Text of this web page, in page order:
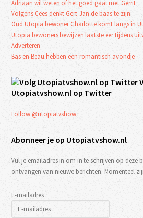
Adriaan wil weten of het goed gaat met Gerrit
Volgens Cees denkt Gert-Jan de baas te zijn.
Oud Utopia bewoner Charlotte komt langs in
Utopia bewoners bewijzen laatste eer tijdens
Adverteren
Bas en Beau hebben een romantisch avondje
Utopiatvshow.nl op Twitter
Follow @utopiatvshow
Abonneer je op Utopiatvshow.nl
Vul je emailadres in om in te schrijven op deze
ontvangen van nieuwe berichten. Momenteel
E-mailadres